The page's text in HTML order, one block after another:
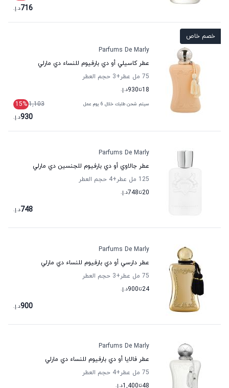
716د.إ.
خصم خاص
Parfums De Marly
عطر كاسيلي أو دي بارفيوم للنساء دي مارلي
75 مل عطر
+3
حجم العطر
18تا930د.إ.
سيتم شحن طلبك خلال 6 يوم عمل 1,103
15%
930د.إ.
Parfums De Marly
عطر جالاوي أو دي بارفيوم للجنسين دي مارلي
125 مل عطر
+4
حجم العطر
20تا748د.إ.
748د.إ.
Parfums De Marly
عطر دارسي أو دي بارفيوم للنساء دي مارلي
75 مل عطر
+3
حجم العطر
24تا900د.إ.
900د.إ.
Parfums De Marly
عطر فالايا أو دي بارفيوم للنساء دي مارلي
75 مل عطر
+4
حجم العطر
48تا1,400د.إ.